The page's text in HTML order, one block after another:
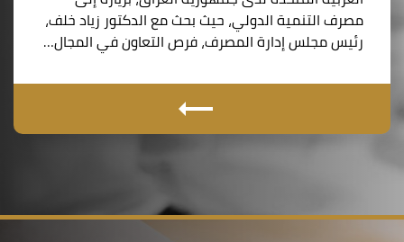
مصرف التنمية الدولي، حيث بحث مع الدكتور زياد خلف،
رئيس مجلس إدارة المصرف، فرص التعاون في المجال…